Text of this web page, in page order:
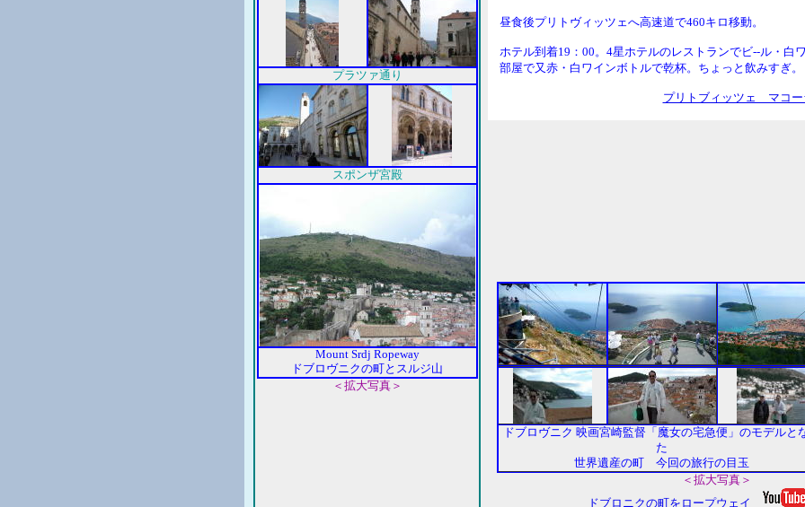
プラツァ通り
スポンザ宮殿
Mount Srdj Ropeway
ドブロヴニクの町とスルジ山
＜拡大写真＞
昼食後プリトヴィッツェへ高速道で460キロ移動。
ホテル到着19：00。4星ホテルのレストランでビ--ル・白
部屋で又赤・白ワインボトルで乾杯。ちょっと飲みすぎ。
プリトブィッツェ マコー
ドブロヴニク 映画宮崎監督「魔女の宅急便」のモデルと
た
世界遺産の町 今回の旅行の目玉
＜拡大写真＞
ドブロニクの町をロープウェイ